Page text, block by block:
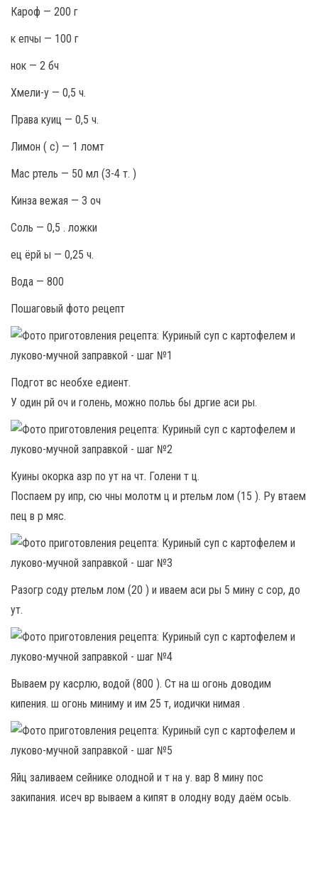
Кароф — 200 г
к епчы — 100 г
нок — 2 бч
Хмели-у — 0,5 ч.
Права куиц — 0,5 ч.
Лимон ( с) — 1 ломт
Мас ртель — 50 мл (3-4 т. )
Кинза вежая — 3 оч
Соль — 0,5 . ложки
ец ёрй ы — 0,25 ч.
Вода — 800
Пошаговый фото рецепт
Подгот вс необхе едиент.
У один рй оч и голень, можно польь бы дргие аси ры.
Куины окорка азр по ут на чт. Голени т ц.
Поспаем ру ипр, сю чны молотм ц и ртельм лом (15 ). Ру втаем
пец в р мяс.
Разогр соду ртельм лом (20 ) и иваем аси ры 5 мину с сор, до
ут.
Вываем ру касрлю, водой (800 ). Ст на ш огонь доводим
кипения. ш огонь миниму и им 25 т, иодички нимая .
Яйц заливаем сейнике олодной и т на у. вар 8 мину пос
закипания. исеч вр вываем а кипят в олодну воду даём осыь.